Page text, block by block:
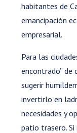
habitantes de
emancipación
empresarial.
Para las
encontrado” de
sugerir
invertirlo en
necesidades y
patio trasero. Si